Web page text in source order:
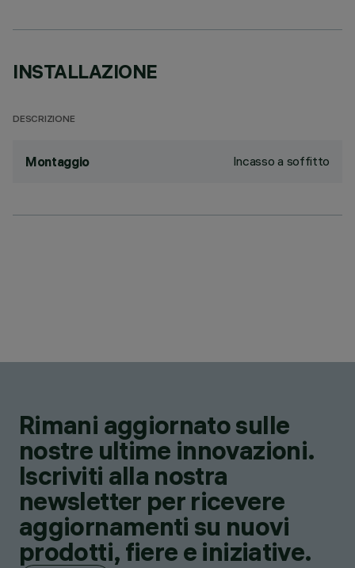
INSTALLAZIONE
DESCRIZIONE
Montaggio Incasso a soffitto
Rimani aggiornato sulle
nostre ultime innovazioni.
Iscriviti alla nostra
newsletter per ricevere
aggiornamenti su nuovi
prodotti, fiere e iniziative.